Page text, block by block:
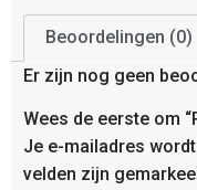
Beoordelingen (0)
Er zijn nog geen
Wees de eerste om
Je e-mailadres
velden zijn